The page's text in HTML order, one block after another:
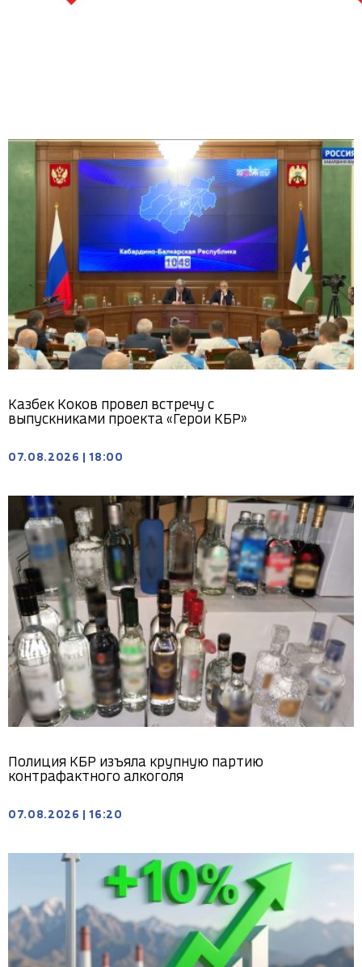
Казбек Коков провел встречу с
выпускниками проекта «Герои КБР»
07.08.2026 18:00
Полиция КБР изъяла крупную партию
контрафактного алкоголя
07.08.2026 16:20